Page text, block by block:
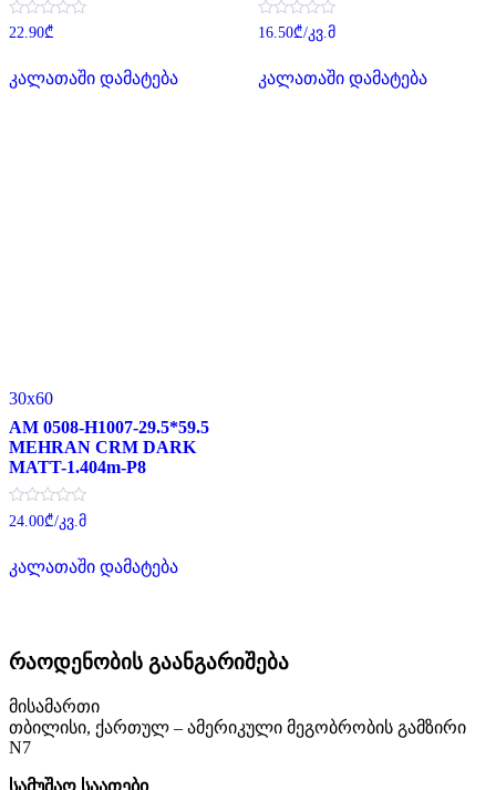
შეფასება
0
5-
დან
22.90₾
კალათაში დამატება
შეფასება
0
5-
დან
16.50₾/კვ.მ
კალათაში დამატება
30x60
AM 0508-H1007-29.5*59.5
MEHRAN CRM DARK
MATT-1.404m-P8
შეფასება
0
5-
დან
24.00₾/კვ.მ
კალათაში დამატება
რაოდენობის გაანგარიშება
მისამართი
თბილისი, ქართულ – ამერიკული მეგობრობის გამზირი
N7
სამუშაო საათები